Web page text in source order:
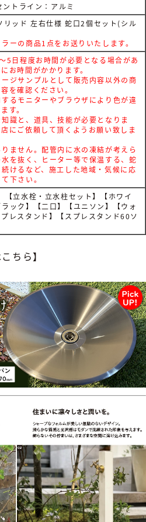
トライン：アルミ
ッド 左右仕様 蛇口2個セット(シル
ーの商品1点をお送りいたします。
5日程度お時間が必要となる場合があ
お時間がかかります。
ジサンプルとして販売内容以外の商
を確認ください。
るモニターやブラウザにより色が違
す。
識と、道具、技能が必要となりま
にご依頼して頂くようお願い致しま
ません。配管内に水の凍結が考えら
を抜く、ヒーター等で保温する、蛇
けるなど、施工した地域・気候に応
下さい。
【立水栓・立水柱セット】【ホワイ
ック】【二口】【ユニソン】【ウォ
レスタンド】【スプレスタンド60ソ
ちら】